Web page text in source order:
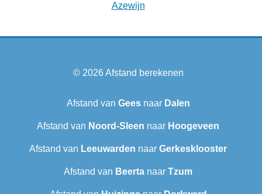
Azewijn
© 2026Afstand berekenen
Afstand van Geesnaar Dalen
Afstand van Noord-Sleen naar Hoogeveen
Afstand van Leeuwarden naar Gerkesklooster
Afstand van Beerta naar Tzum